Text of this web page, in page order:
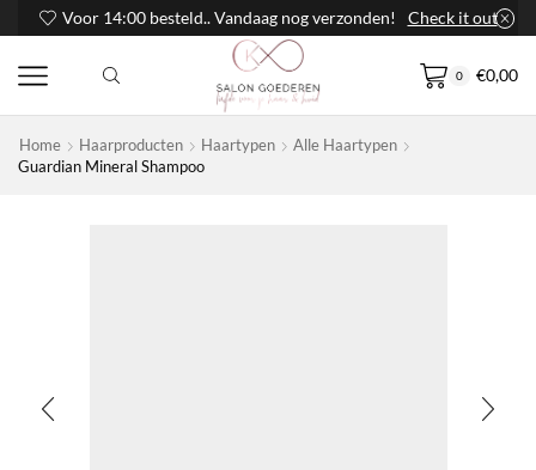
Voor 14:00 besteld.. Vandaag nog verzonden! Check it out
0 €0,00
Home Haarproducten Haartypen
Alle Haartypen
Guardian Mineral Shampoo